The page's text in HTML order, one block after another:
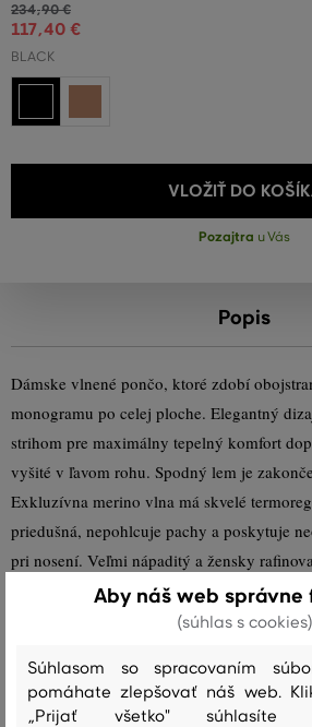
234,90 €
117,40 €
BLACK
VLOŽIŤ DO
Pozajtra u Vás
Popis
Dámske vlnené pončo, ktoré zdobí
monogramu po celej ploche. Elegantný
strihom pre maximálny tepelný komfort
vyšité v ľavom rohu. Spodný lem je
Exkluzívna merino vlna má skvelé
priedušná, nepohlcuje pachy a poskytuje
pri nosení. Veľmi nápaditý a žensky
mnoho variantov stylingu.
Sezóna: FW24 Kód produktu:
Aby náš web správne
(súhlas s cookies)
Súhlasom so spracovaním
pomáhate zlepšovať náš web.
„Prijať všetko" súhlasíte